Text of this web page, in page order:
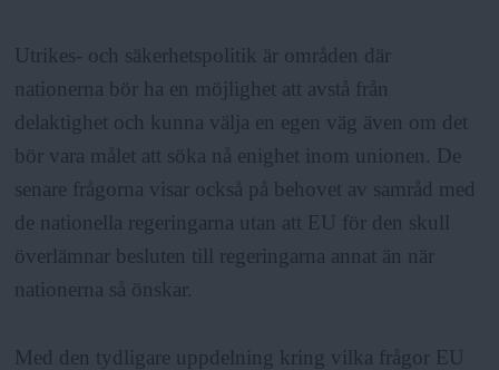
Utrikes- och säkerhetspolitik är områden där
nationerna bör ha en möjlighet att avstå från
delaktighet och kunna välja en egen väg även om det
bör vara målet att söka nå enighet inom unionen. De
senare frågorna visar också på behovet av samråd med
de nationella regeringarna utan att EU för den skull
överlämnar besluten till regeringarna annat än när
nationerna så önskar.
Med den tydligare uppdelning kring vilka frågor EU